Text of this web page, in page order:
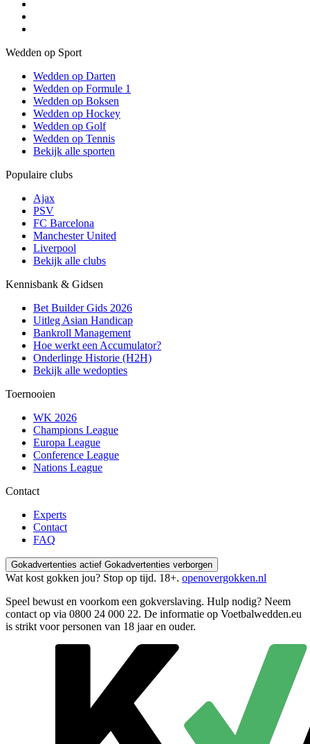
Wedden op Sport
Wedden op Darten
Wedden op Formule 1
Wedden op Boksen
Wedden op Hockey
Wedden op Golf
Wedden op Tennis
Bekijk alle sporten
Populaire clubs
Ajax
PSV
FC Barcelona
Manchester United
Liverpool
Bekijk alle clubs
Kennisbank & Gidsen
Bet Builder Gids 2026
Uitleg Asian Handicap
Bankroll Management
Hoe werkt een Accumulator?
Onderlinge Historie (H2H)
Bekijk alle wedopties
Toernooien
WK 2026
Champions League
Europa League
Conference League
Nations League
Contact
Experts
Contact
FAQ
Gokadvertenties actief Gokadvertenties verborgen
Wat kost gokken jou? Stop op tijd. 18+. openovergokken.nl
Speel bewust en voorkom een gokverslaving. Hulp nodig? Neem
contact op via 0800 24 000 22. De informatie op Voetbalwedden.eu
is strikt voor personen van 18 jaar en ouder.